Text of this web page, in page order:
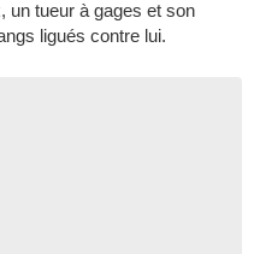
un tueur à gages et son
ligués contre lui.